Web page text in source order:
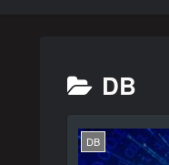
DB
DB